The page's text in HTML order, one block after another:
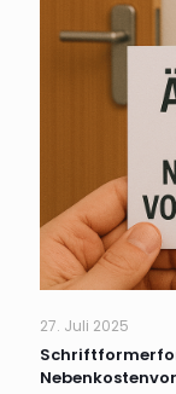
27. Juli 2025